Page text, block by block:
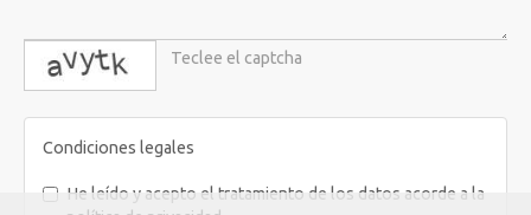
captcha
Condiciones legales
He leído y acepto el tratamiento de los datos acorde a la